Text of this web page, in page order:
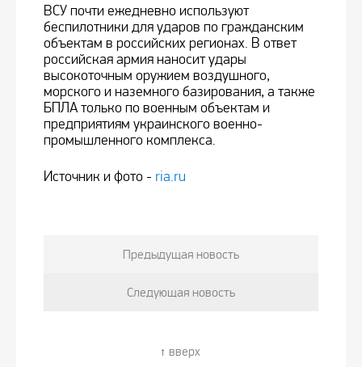
ВСУ почти ежедневно используют
беспилотники для ударов по гражданским
объектам в российских регионах. В ответ
российская армия наносит удары
высокоточным оружием воздушного,
морского и наземного базирования, а также
БПЛА только по военным объектам и
предприятиям украинского военно-
промышленного комплекса.
Источник и фото - ria.ru
Предыдущая новость
Следующая новость
вверх